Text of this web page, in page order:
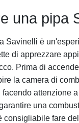
una pipa
Savinelli è
di apprezzare
Prima di
la camera di
attenzione
una
consigliabile fare